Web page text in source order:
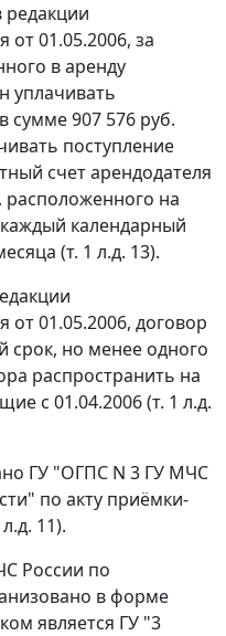
редакции
01.05.2006, за
в аренду
уплачивать
сумме 907 576 руб.
поступление
счет арендодателя
расположенного на
календарный
(т. 1 л.д. 13).
01.05.2006, договор
срок, но менее одного
распространить на
с 01.04.2006 (т. 1 л.д.
ГУ "ОГПС N 3 ГУ МЧС
по акту приёмки-
11).
России по
в форме
является ГУ "3